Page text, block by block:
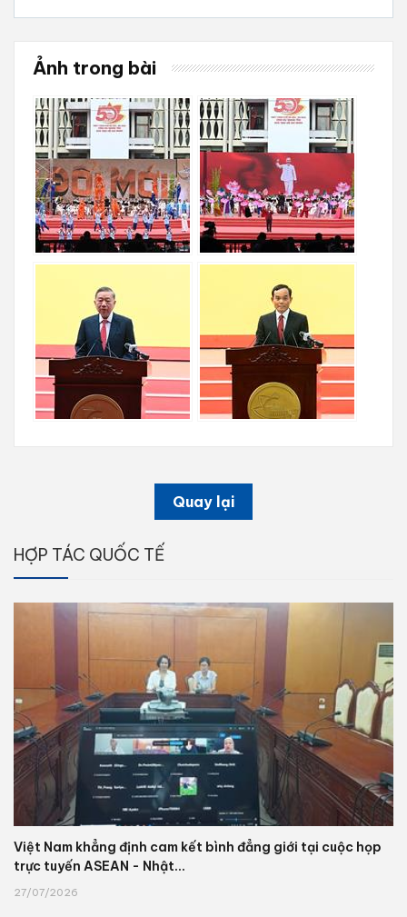
Ảnh trong bài
Quay lại
HỢP TÁC QUỐC TẾ
Việt Nam khẳng định cam kết bình đẳng giới tại cuộc họp
trực tuyến ASEAN - Nhật...
27/07/2026